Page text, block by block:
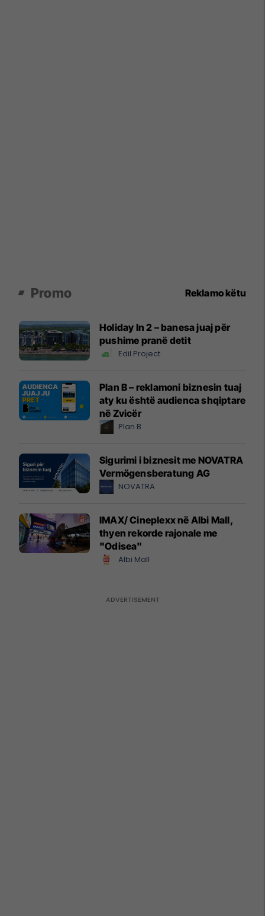
Promo Reklamo këtu
Holiday In 2 – banesa juaj për
pushime pranë detit
Edil Project
Plan B – reklamoni biznesin tuaj
aty ku është audienca shqiptare
në Zvicër
Plan B
Sigurimi i biznesit me NOVATRA
Vermögensberatung AG
NOVATRA
IMAX/ Cineplexx në Albi Mall,
thyen rekorde rajonale me
"Odisea"
Albi Mall